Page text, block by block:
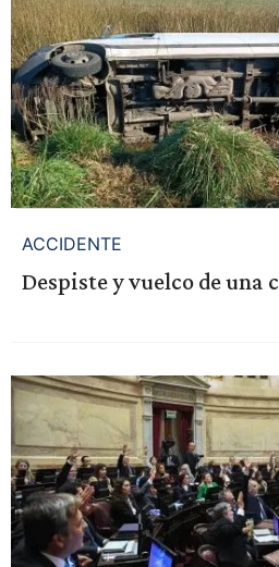
ACCIDENTE
Despiste y vuelco de una